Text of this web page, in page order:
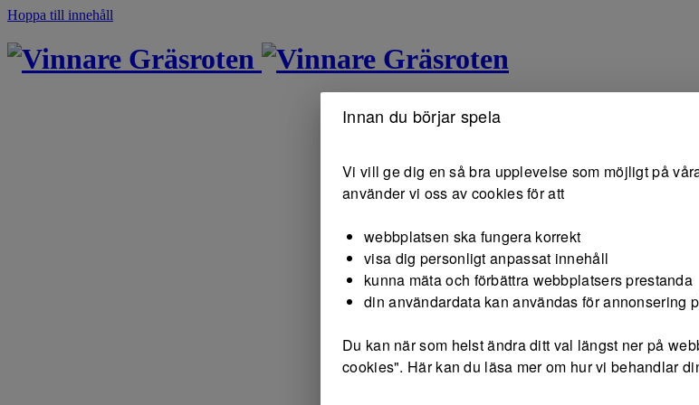
Hoppa till innehåll
Gräsroten Gräsroten
Innan du börjar spela
Vi vill ge dig en så bra upplevelse som möjligt på
använder vi oss av cookies för att
webbplatsen ska fungera korrekt
visa dig personligt anpassat innehåll
kunna mäta och förbättra webbplatsers prestanda
din användardata kan användas för annonsering
Du kan när som helst ändra ditt val längst ner på
cookies". Här kan du läsa mer om hur vi behandlar